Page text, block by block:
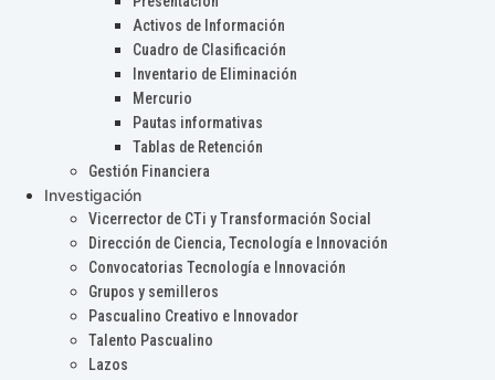
Activos de Información
Cuadro de Clasificación
Inventario de Eliminación
Mercurio
Pautas informativas
Tablas de Retención
Gestión Financiera
Investigación
Vicerrector de CTi y Transformación Social
Dirección de Ciencia, Tecnología e Innovación
Convocatorias Tecnología e Innovación
Grupos y semilleros
Pascualino Creativo e Innovador
Talento Pascualino
Lazos